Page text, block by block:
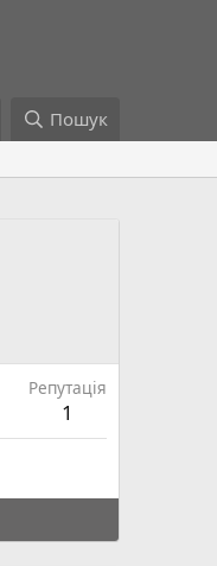
Пошук
Репутація
1